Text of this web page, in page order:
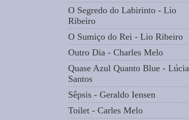
O Segredo do Labirinto - Lio
Ribeiro
O Sumiço do Rei - Lio Ribeiro
Outro Dia - Charles Melo
Quase Azul Quanto Blue - Lúcia
Santos
Sêpsis - Geraldo Iensen
Toilet - Carles Melo